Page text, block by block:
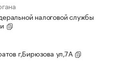
налоговой службы
г,Бирюзова ул,7А